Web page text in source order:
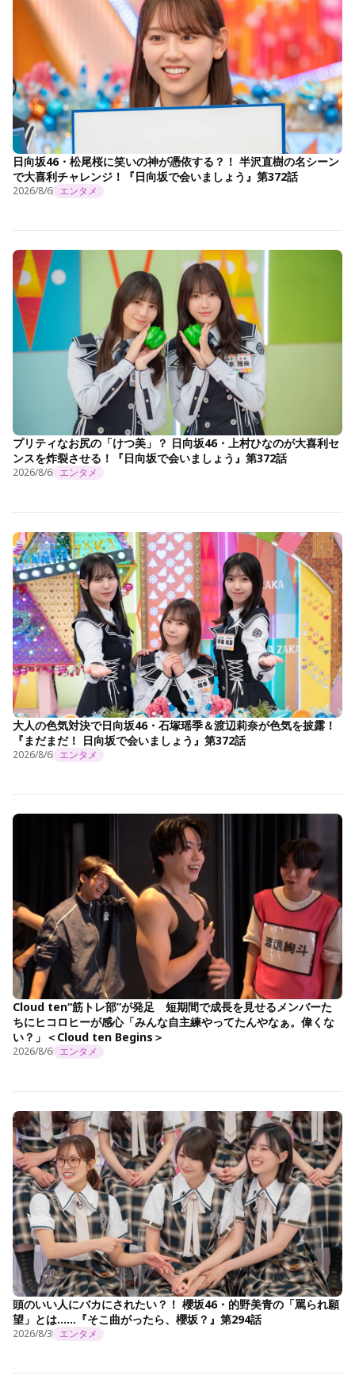
日向坂46・松尾桜に笑いの神が憑依する？！ 半沢直樹の名シーン
で大喜利チャレンジ！『日向坂で会いましょう』第372話
2026/8/6 エンタメ
プリティなお尻の「けつ美」？ 日向坂46・上村ひなのが大喜利セ
ンスを炸裂させる！『日向坂で会いましょう』第372話
2026/8/6 エンタメ
大人の色気対決で日向坂46・石塚瑶季＆渡辺莉奈が色気を披露！
『まだまだ！ 日向坂で会いましょう』第372話
2026/8/6 エンタメ
Cloud ten“筋トレ部”が発足 短期間で成長を見せるメンバーた
ちにヒコロヒーが感心「みんな自主練やってたんやなぁ。偉くな
い？」＜Cloud ten Begins＞
2026/8/6 エンタメ
頭のいい人にバカにされたい？！ 櫻坂46・的野美青の「罵られ願
望」とは……『そこ曲がったら、櫻坂？』第294話
2026/8/3 エンタメ